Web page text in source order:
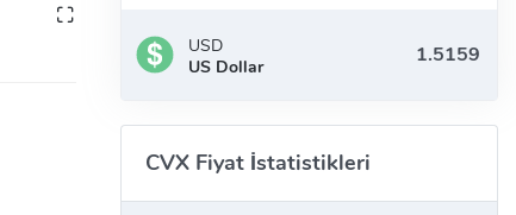
USD
US Dollar
CVX Fiyat İstatistikleri